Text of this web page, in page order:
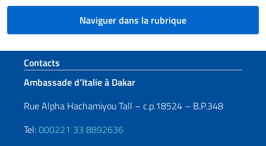
Naviguer dans la rubrique
Section de pied de page
Contacts
Ambassade d’Italie à Dakar
Rue Alpha Hachamiyou Tall – c.p.18524 – B.P.348
Tel:000221 33 8892636